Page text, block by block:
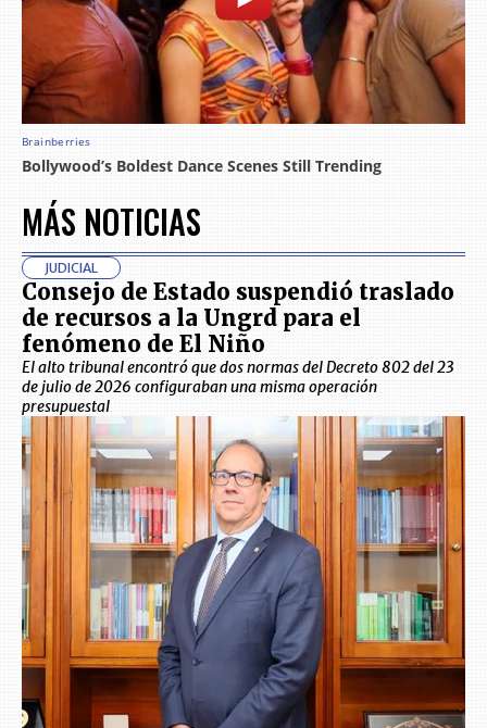
MÁS NOTICIAS
JUDICIAL
Consejo de Estado suspendió traslado
de recursos a la Ungrd para el
fenómeno de El Niño
El alto tribunal encontró que dos normas del Decreto 802 del 23
de julio de 2026 configuraban una misma operación
presupuestal